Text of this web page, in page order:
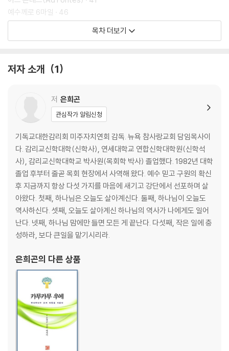
예수께로 6마일 · 46
예수 미니멀리스트 · 50
STOP & CHECK · 69
나는 침묵하지 않는다 · 73
골수가 찔러 쪼개질 때까지 · 77
겨자씨, 그리고 생명의 증거 · 91
인생의 복기(復棋, Review the game) · 100
Path Breaking · 104
이보다 더 큰 일을 네가 보리라! · 108
스테인드글라스 인생 · 112
나를 떠나서는 너희가 아무것도 할 수 없음이라 · 116
하나님 처방전 · 120
아무것도 없는 것 같으나 모든 것을 가진 자 · 124
마중물(Calling Water) · 132
피로스의 승리 · 137
농부가 소의 짐을 거들어주는 모습만으로도 · 141
화 다스리기 · 145
‘위드코로나’ 시대의 아름다운 이야기들 · 149
오만과 겸손의 사이클 · 153
2F, ‘Forget · Forgive’ · 158
신앙의 탄성! · 162
목차 더보기
저자 소개 1
저 은희곤
관심작가 알림신청
기독교대한감리회 미주자치연회 감독. 뉴욕 참사랑교회 담임목사이
다. 감리교신학대학(신학사), 연세대학교 연합신학대학원(신학석
사), 감리교신학대학교 박사원(목회학 박사) 졸업했다. 1982년 대학
졸업 후부터 줄곧 목회 현장에서 사역해 왔다. 예수 믿고 구원의 확신
후 지금까지 항상 다섯 가지를 마음에 새기고 강단에서 선포하며 살
아왔다. 첫째, 하나님은 오늘도 살아계신다. 둘째, 하나님이 오늘도
역사하신다. 셋째, 오늘도 살아계신 하나님의 역사가 나에게도 일어
난다. 넷째, 하나님 맘에만 들면 모든 게 끝난다. 다섯째, 작은 일에 충
성하라, 보다 큰일을 맡기시리라.
은희곤의 다른 상품